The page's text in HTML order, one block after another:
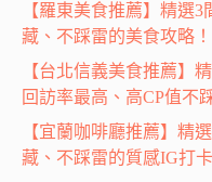
【羅東美食推薦】精選
藏、不踩雷的美食攻略！
【台北信義美食推薦】
回訪率最高、高CP值不
【宜蘭咖啡廳推薦】精
藏、不踩雷的質感IG打卡